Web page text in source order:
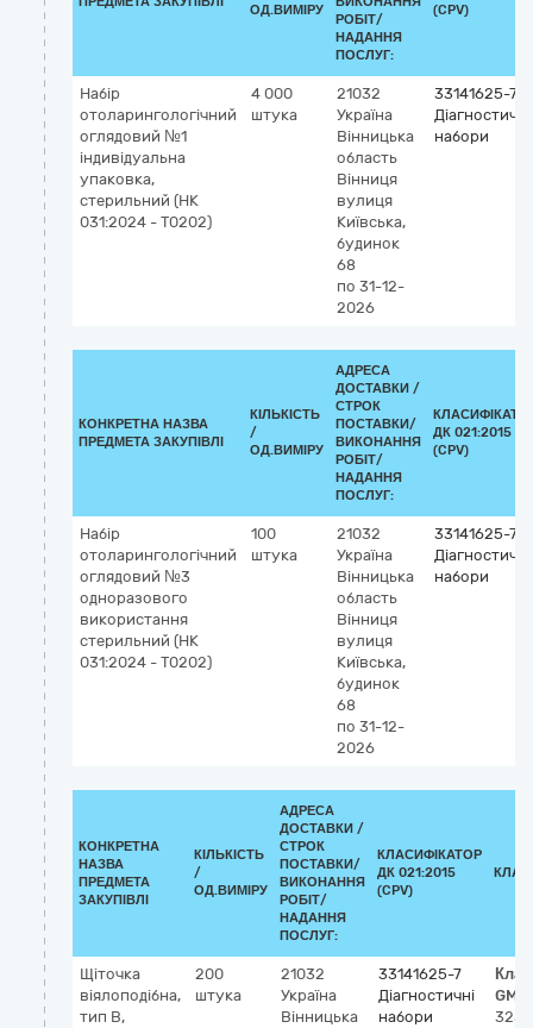
ОД.ВИМІРУ
РОБІТ/
НАДАННЯ
ПОСЛУГ:
(CPV)
Набір
отоларингологічний
оглядовий №1
індивідуальна
упаковка,
стерильний (НК
031:2024 - T0202)
4 000
штука
21032
Україна
Вінницька
область
Вінниця
вулиця
Київська,
будинок
68
по 31-12-
2026
33141625-7
Діагностичні
набори
КОНКРЕТНА НАЗВА
ПРЕДМЕТА ЗАКУПІВЛІ
КІЛЬКІСТЬ
/
ОД.ВИМІРУ
АДРЕСА
ДОСТАВКИ /
СТРОК
ПОСТАВКИ/
ВИКОНАННЯ
РОБІТ/
НАДАННЯ
ПОСЛУГ:
ДК 021:2015
(CPV)
Набір
отоларингологічний
оглядовий №3
одноразового
використання
стерильний (НК
031:2024 - T0202)
100
штука
21032
Україна
Вінницька
область
Вінниця
вулиця
Київська,
будинок
68
по 31-12-
2026
33141625-7
Діагностичні
набори
КОНКРЕТНА
НАЗВА
ПРЕДМЕТА
ЗАКУПІВЛІ
КІЛЬКІСТЬ
/
ОД.ВИМІРУ
АДРЕСА
ДОСТАВКИ /
СТРОК
ПОСТАВКИ/
ВИКОНАННЯ
РОБІТ/
НАДАННЯ
ПОСЛУГ:
КЛАСИФІКАТОР
ДК 021:2015
(CPV)
Щіточка
віялоподібна,
тип В,
200
штука
21032
Україна
Вінницька
33141625-7
Діагностичні
набори